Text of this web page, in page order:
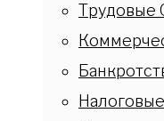
Трудовые